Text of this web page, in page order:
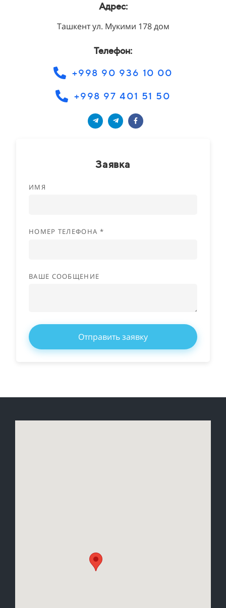
Адрес:
Ташкент ул. Мукими 178 дом
Телефон:
+998 90 936 10 00
+998 97 401 51 50
Заявка
ИМЯ
НОМЕР ТЕЛЕФОНА *
ВАШЕ СООБЩЕНИЕ
Отправить заявку